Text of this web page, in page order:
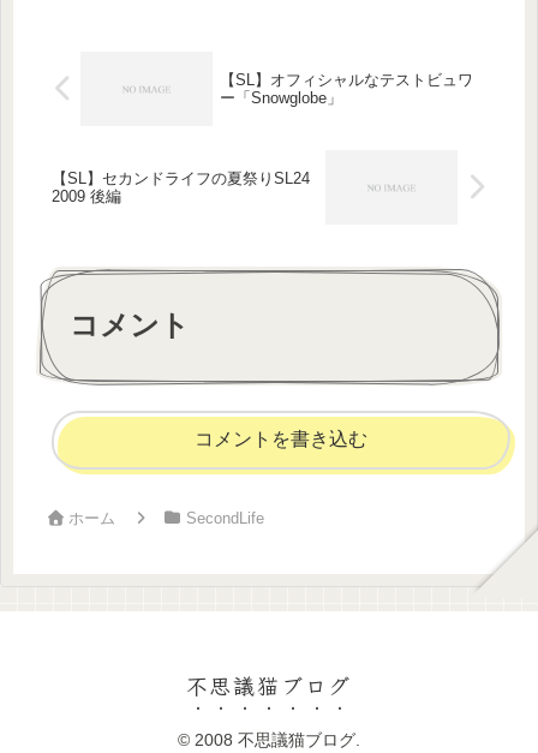
【SL】オフィシャルなテストビュワ
ー「Snowglobe」
【SL】セカンドライフの夏祭りSL24
2009 後編
コメント
コメントを書き込む
ホーム SecondLife
不思議猫ブログ
© 2008 不思議猫ブログ.